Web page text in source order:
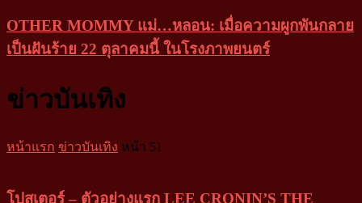
OTHER MOMMY แม่…หลอน: เมื่อความผูกพันกลาย
เป็นฝันร้าย 22 ตุลาคมนี้ ในโรงภาพยนตร์
ข่าวบันเทิง
หน้าแรก ข่าวบันเทิง หน้า 51
โปสเตอร์ – ตัวอย่างแรก LEE CRONIN’S THE